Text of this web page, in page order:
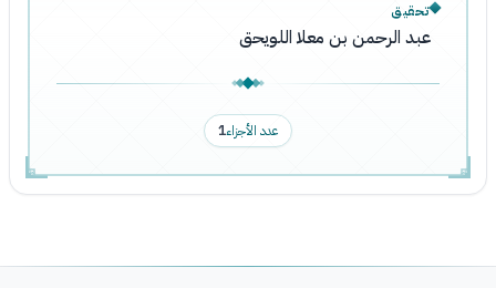
تحقيق
عبد الرحمن بن معلا اللويحق
عدد الأجزاء1